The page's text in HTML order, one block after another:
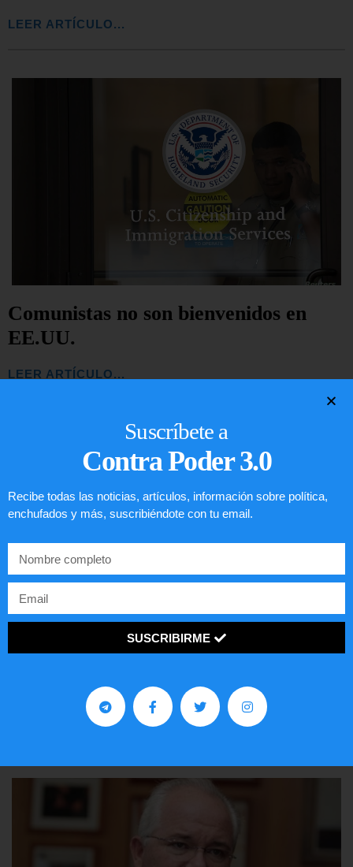
LEER ARTÍCULO...
Comunistas no son bienvenidos en
EE.UU.
LEER ARTÍCULO...
EE.UU. 2020
LEER ARTÍCULO...
Suscríbete a
Contra Poder 3.0
Recibe todas las noticias, artículos, información sobre política,
enchufados y más, suscribiéndote con tu email.
SUSCRIBIRME